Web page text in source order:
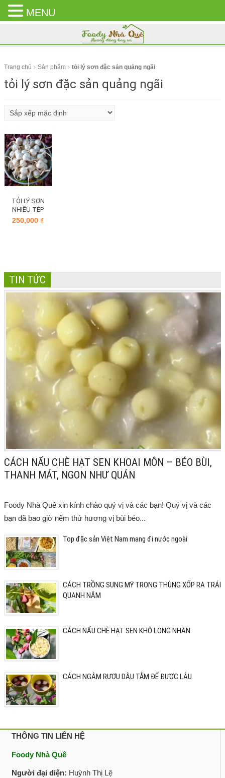
CLOSE
MENU
Trang chủ Sản phẩm tỏi lý sơn đặc sản quảng ngãi
tỏi lý sơn đặc sản quảng ngãi
TỎI LÝ SƠN
NHIỀU TÉP
LOẠI 1
250,000₫
TIN TỨC
CÁCH NẤU CHÈ HẠT SEN KHOAI MÔN – BÉO BÙI,
THANH MÁT, NGON NHƯ QUÁN
Foody Nhà Quê xin kính chào quý vị và các bạn! Quý vị và các
bạn đã bao giờ nếm thử hương vị bùi béo...
Top đặc sản Việt Nam mang đi nước ngoài
CÁCH TRỒNG SUNG MỸ TRONG THÙNG XỐP RA TRÁI
QUANH NĂM
CÁCH NẤU CHÈ HẠT SEN KHÔ LONG NHÃN
CÁCH NGÂM RƯỢU DÂU TẰM ĐỂ ĐƯỢC LÂU
THÔNG TIN LIÊN HỆ
Foody Nhà Quê
Người đại diện: Huỳnh Thị Lệ
MENU